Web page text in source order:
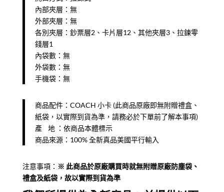
內部夾層：無
外部夾層：無
各別夾層：鈔票層2、卡片層12、其他夾層3、拉鍊零
錢層1
內袋數：無
外袋數：無
手機袋：無
商品配件：COACH 小卡 (此商品原廠即無附贈禮盒、
紙袋，以實際到貨為準，請務必於下單前了解本事項)
產 地 ：依商品本體標示
商品來源：100% 全新真品美國平行輸入
注意事項： ※ ​此商品於原廠購買時就無附贈原廠防塵袋、
禮盒及紙袋，故以實際到貨為準